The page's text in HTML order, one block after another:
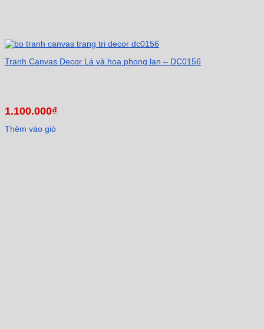
Tranh Canvas Decor Lá và hoa phong lan – DC0156
1.100.000₫
Thêm vào giỏ